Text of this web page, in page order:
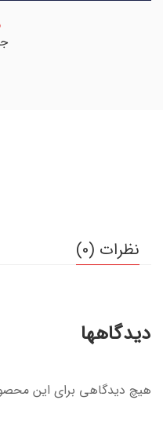
نظرات (0)
دیدگاهها
هیچ دیدگاهی برای این